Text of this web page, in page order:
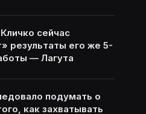
сейчас
результаты его же 5-
— Лагута
подумать о
как захватывать